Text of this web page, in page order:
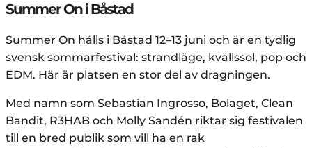
Summer On i Båstad
Summer On hålls i Båstad 12–13 juni och är en tydlig
svensk sommarfestival: strandläge, kvällssol, pop och
EDM. Här är platsen en stor del av dragningen.
Med namn som Sebastian Ingrosso, Bolaget, Clean
Bandit, R3HAB och Molly Sandén riktar sig festivalen
till en bred publik som vill ha en rak